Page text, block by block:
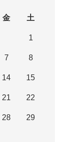
金 土
1
7 8
14 15
21 22
28 29